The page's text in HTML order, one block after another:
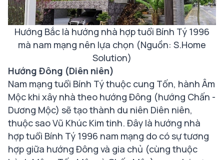
Hướng Bắc là hướng nhà hợp tuổi Bính Tý 1996
mà nam mạng nên lựa chọn (Nguồn: S.Home
Solution)
Hướng Đông (Diên niên)
Nam mạng tuổi Bính Tý thuộc cung Tốn, hành Âm
Mộc khi xây nhà theo hướng Đông (hướng Chấn -
Dương Mộc) sẽ tạo thành du niên Diên niên,
thuộc sao Vũ Khúc Kim tinh. Đây là hướng nhà
hợp tuổi Bính Tý 1996 nam mạng do có sự tương
hợp giữa hướng Đông và gia chủ (cùng thuộc